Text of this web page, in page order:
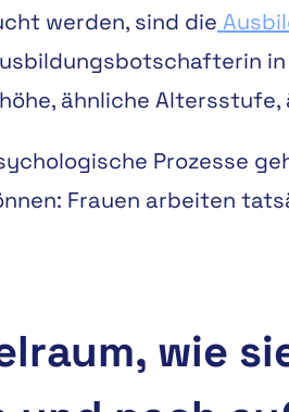
werden, sind die
ähnliche Altersstufe,
Prozesse
Frauen arbeiten
wie